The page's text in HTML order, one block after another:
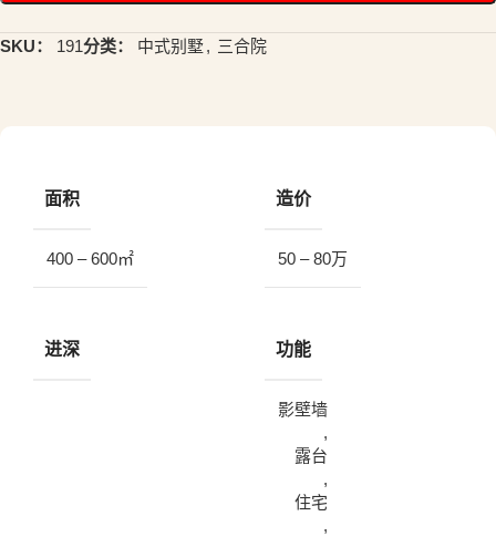
SKU： 191分类： 中式别墅, 三合院
面积
400 – 600㎡
造价
50 – 80万
进深 功能
影壁墙
,
露台
,
住宅
,